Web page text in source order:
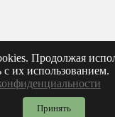
Продолжая
с их использованием.
Принять